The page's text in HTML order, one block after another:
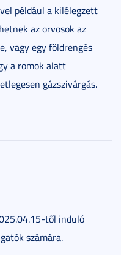
például a kilélegzett
az orvosok az
vagy egy földrengés
a romok alatt
gázszivárgás.
től induló
számára.